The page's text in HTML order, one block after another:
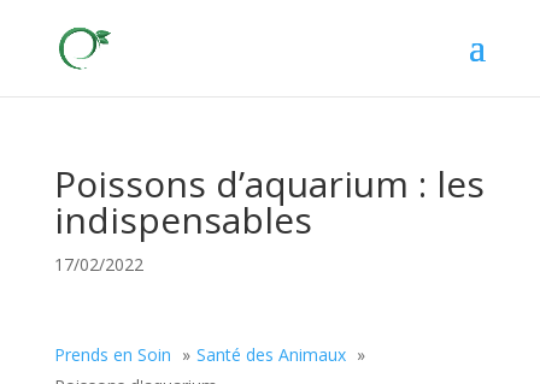
Poissons d’aquarium : les
indispensables
17/02/2022
Prends en Soin
Santé des Animaux